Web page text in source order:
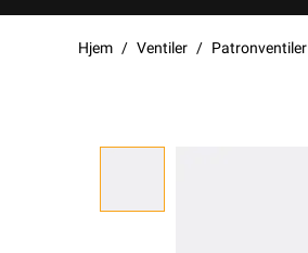
Hjem Ventiler Patronventiler